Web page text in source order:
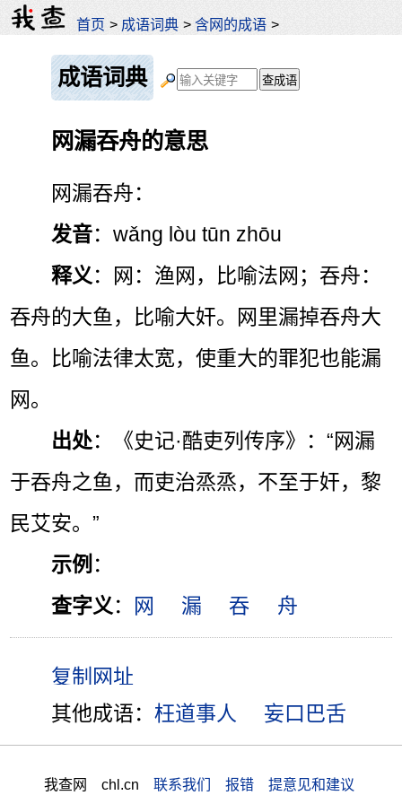
首页 > 成语词典 >含网的成语 >
成语词典
网漏吞舟的意思
网漏吞舟：
发音：wǎng lòu tūn zhōu
释义 ：网：渔网，比喻法网；吞舟：
吞舟的大鱼，比喻大奸。网里漏掉吞舟大
鱼。比喻法律太宽，使重大的罪犯也能漏
网。
出处：《史记·酷吏列传序》：“网漏
于吞舟之鱼，而吏治烝烝，不至于奸，黎
民艾安。”
示例 ：
查字义 ： 网 漏 吞 舟
其他成语：枉道事人 妄口巴舌
我查网 chl.cn 联系我们 报错 提意见和建议